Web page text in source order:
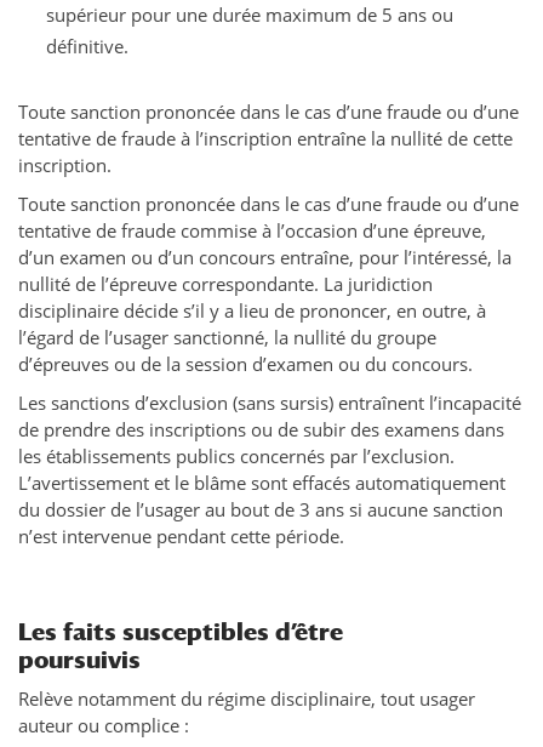
supérieur pour une durée maximum de 5 ans ou
définitive.
Toute sanction prononcée dans le cas d’une fraude ou d’une
tentative de fraude à l’inscription entraîne la nullité de cette
inscription.
Toute sanction prononcée dans le cas d’une fraude ou d’une
tentative de fraude commise à l’occasion d’une épreuve,
d’un examen ou d’un concours entraîne, pour l’intéressé, la
nullité de l’épreuve correspondante. La juridiction
disciplinaire décide s’il y a lieu de prononcer, en outre, à
l’égard de l’usager sanctionné, la nullité du groupe
d’épreuves ou de la session d’examen ou du concours.
Les sanctions d’exclusion (sans sursis) entraînent l’incapacité
de prendre des inscriptions ou de subir des examens dans
les établissements publics concernés par l’exclusion.
L’avertissement et le blâme sont effacés automatiquement
du dossier de l’usager au bout de 3 ans si aucune sanction
n’est intervenue pendant cette période.
Les faits susceptibles d’être
poursuivis
Relève notamment du régime disciplinaire, tout usager
auteur ou complice :